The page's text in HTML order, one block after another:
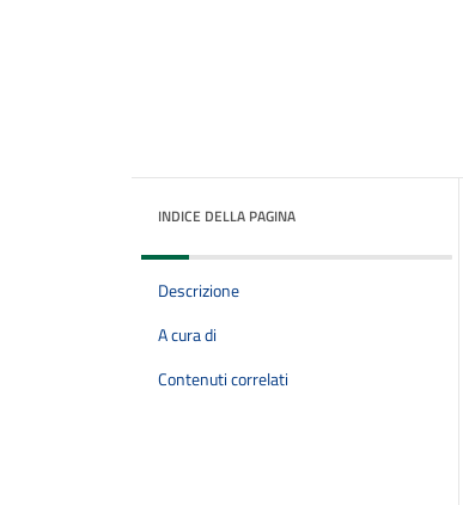
INDICE DELLA PAGINA
Descrizione
A cura di
Contenuti correlati